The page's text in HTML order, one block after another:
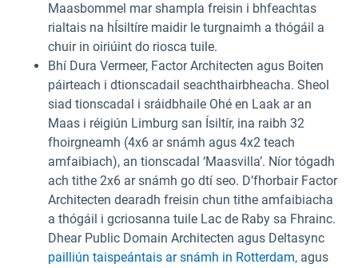
Maasbommel mar shampla freisin i bhfeachtas
rialtais na hÍsiltíre maidir le turgnaimh a thógáil a
chuir in oiriúint do riosca tuile.
Bhí Dura Vermeer, Factor Architecten agus Boiten
páirteach i dtionscadail seachthairbheacha. Sheol
siad tionscadal i sráidbhaile Ohé en Laak ar an
Maas i réigiún Limburg san Ísiltír, ina raibh 32
fhoirgneamh (4x6 ar snámh agus 4x2 teach
amfaibiach), an tionscadal ‘Maasvilla’. Níor tógadh
ach tithe 2x6 ar snámh go dtí seo. D’fhorbair Factor
Architecten dearadh freisin chun tithe amfaibiacha
a thógáil i gcriosanna tuile Lac de Raby sa Fhrainc.
Dhear Public Domain Architecten agus Deltasync
pailliún taispeántais ar snámh in Rotterdam, agus